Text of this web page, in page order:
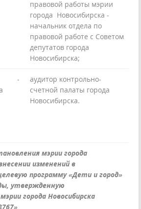
правовой работы мэрии
города Новосибирска -
начальник отдела по
правовой работе с Советом
депутатов города
Новосибирска;
-
аудитор контрольно-
счетной палаты города
Новосибирска.
мэрии города
изменений в
программу «Дети и город»
утвержденную
города Новосибирска